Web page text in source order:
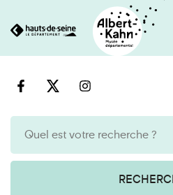
au
Cookies et traceurs utilisés sur ce